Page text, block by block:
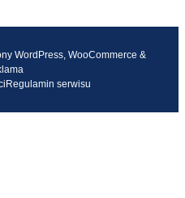
WordPress, WooCommerce &
Regulamin serwisu